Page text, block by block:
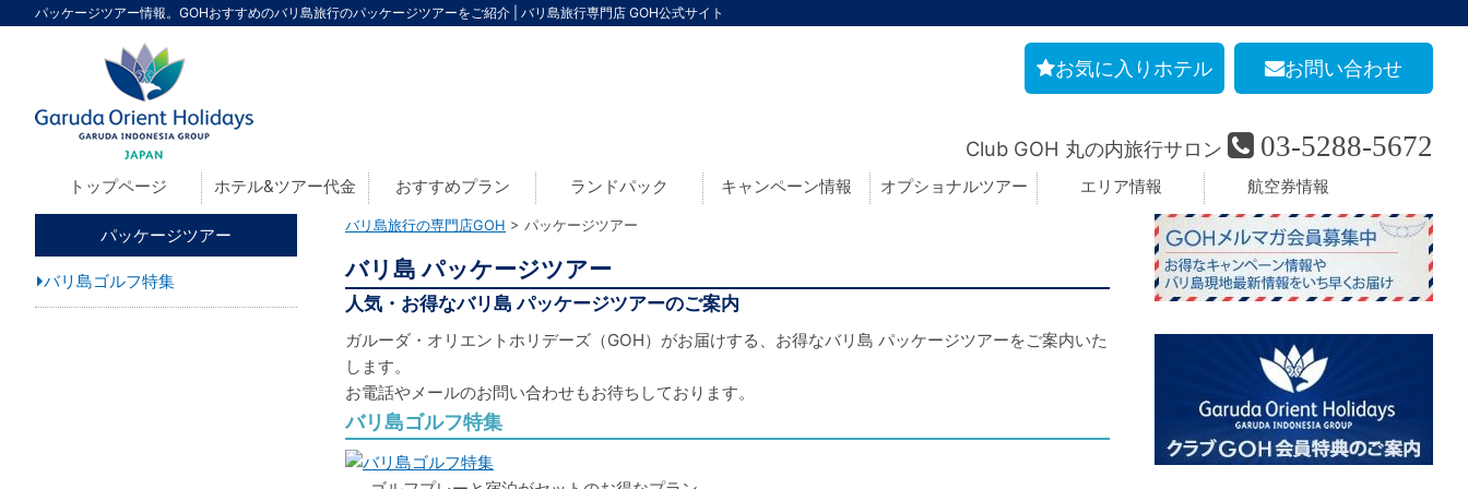
パッケージツアー情報。GOHおすすめのバリ島旅行のパッケージツアーをご紹介 | バリ島旅行専門店 GOH公式サイト
お問い合わせ
お気に入りホテル
Club GOH 丸の内旅行サロン 03-5288-5672
トップページ ホテル&ツアー代金 おすすめプラン ランドパック キャンペーン情報 オプショナルツアー エリア情報 航空券情報
バリ島旅行の専門店GOH パッケージツアー
バリ島 パッケージツアー
人気・お得なバリ島 パッケージツアーのご案内
ガルーダ・オリエントホリデーズ（GOH）がお届けする、お得なバリ島 パッケージツアーをご案内いた
します。
お電話やメールのお問い合わせもお待ちしております。
バリ島ゴルフ特集
パッケージツアー
バリ島ゴルフ特集